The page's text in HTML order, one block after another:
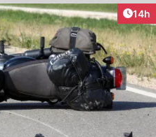
14h